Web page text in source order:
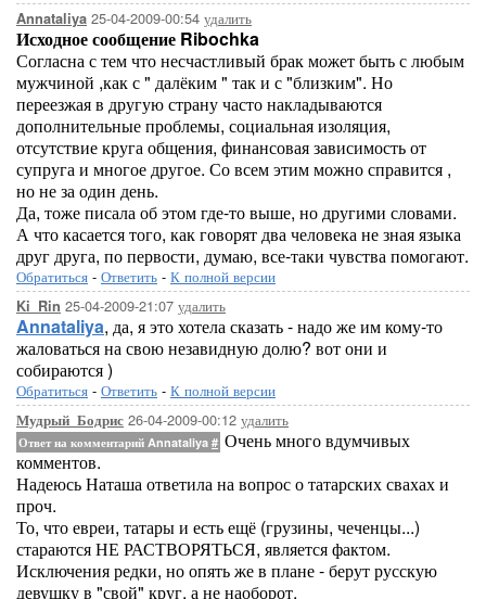
Annataliya 25-04-2009-00:54 удалить
Исходное сообщение Ribochka
Согласна с тем что несчастливый брак может быть с любым
мужчиной ,как с " далёким " так и с "близким". Но
переезжая в другую страну часто накладываются
дополнительные проблемы, социальная изоляция,
отсутствие круга общения, финансовая зависимость от
супруга и многое другое. Со всем этим можно справится ,
но не за один день.
Да, тоже писала об этом где-то выше, но другими словами.
А что касается того, как говорят два человека не зная языка
друг друга, по первости, думаю, все-таки чувства помогают.
Обратиться - Ответить - К полной версии
Ki_Rin 25-04-2009-21:07 удалить
Annataliya, да, я это хотела сказать - надо же им кому-то
жаловаться на свою незавидную долю? вот они и
собираются )
Обратиться - Ответить - К полной версии
Мудрый_Бодрис 26-04-2009-00:12 удалить
Ответ на комментарий Annataliya # Очень много вдумчивых
комментов.
Надеюсь Наташа ответила на вопрос о татарских свахах и
проч.
То, что евреи, татары и есть ещё (грузины, чеченцы...)
стараются НЕ РАСТВОРЯТЬСЯ, является фактом.
Исключения редки, но опять же в плане - берут русскую
девушку в "свой" круг, а не наоборот.